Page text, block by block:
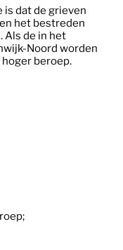
is dat de grieven
het bestreden
Als de in het
Noord worden
beroep.